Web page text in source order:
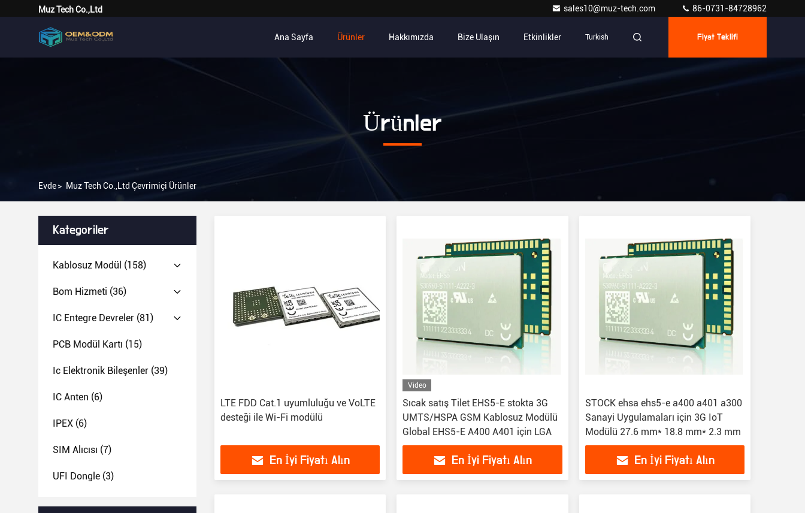
Muz Tech Co.,Ltd sales10@muz-tech.com 86-0731-84728962
Ana Sayfa Ürünler Hakkımızda Bize Ulaşın Etkinlikler Turkish Fiyat Teklifi
Ürünler
Evde> Muz Tech Co.,Ltd Çevrimiçi Ürünler
Kategoriler
Kablosuz Modül (158)
Bom Hizmeti (36)
IC Entegre Devreler (81)
PCB Modül Kartı (15)
Ic Elektronik Bileşenler (39)
IC Anten (6)
IPEX (6)
SIM Alıcısı (7)
UFI Dongle (3)
LTE FDD Cat.1 uyumluluğu ve VoLTE
desteği ile Wi-Fi modülü
En İyi Fiyatı Alın
Video
Sıcak satış Tilet EHS5-E stokta 3G
UMTS/HSPA GSM Kablosuz Modülü
Global EHS5-E A400 A401 için LGA
En İyi Fiyatı Alın
STOCK ehsa ehs5-e a400 a401 a300
Sanayi Uygulamaları için 3G IoT
Modülü 27.6 mm* 18.8 mm* 2.3 mm
En İyi Fiyatı Alın